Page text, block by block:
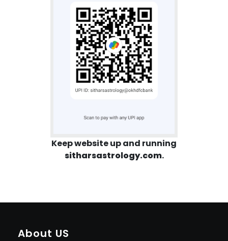
Keep website up and running
sitharsastrology.com.
About US